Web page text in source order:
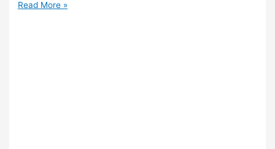
Read More »